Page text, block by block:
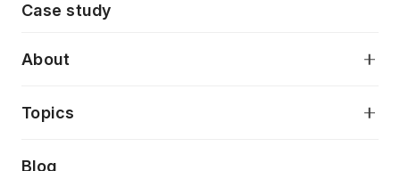
AI駆動開発支援
デジタルプロダクトデザイン
デザインシステム構築支援
Case study
About
当社が目指しているもの
Topics
Press release
Blog